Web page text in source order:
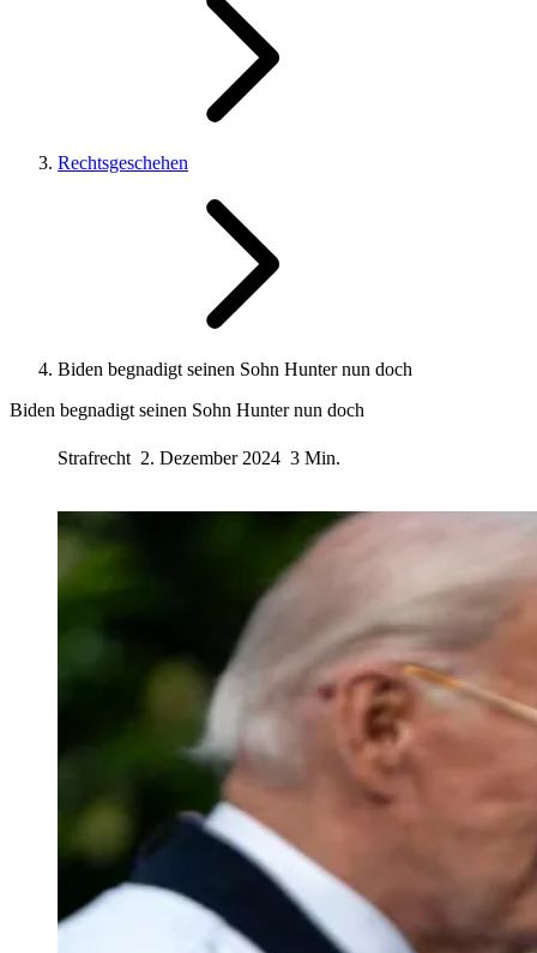
Rechtsgeschehen
Biden begnadigt seinen Sohn Hunter nun doch
Biden begnadigt seinen Sohn Hunter nun doch
Strafrecht 2. Dezember 2024 3 Min.